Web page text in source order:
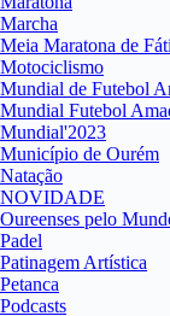
Marcha
Meia Maratona de
Motociclismo
Mundial de Futebol
Mundial Futebol
Mundial'2023
Município de Ourém
Natação
NOVIDADE
Oureenses pelo
Padel
Patinagem Artística
Petanca
Podcasts